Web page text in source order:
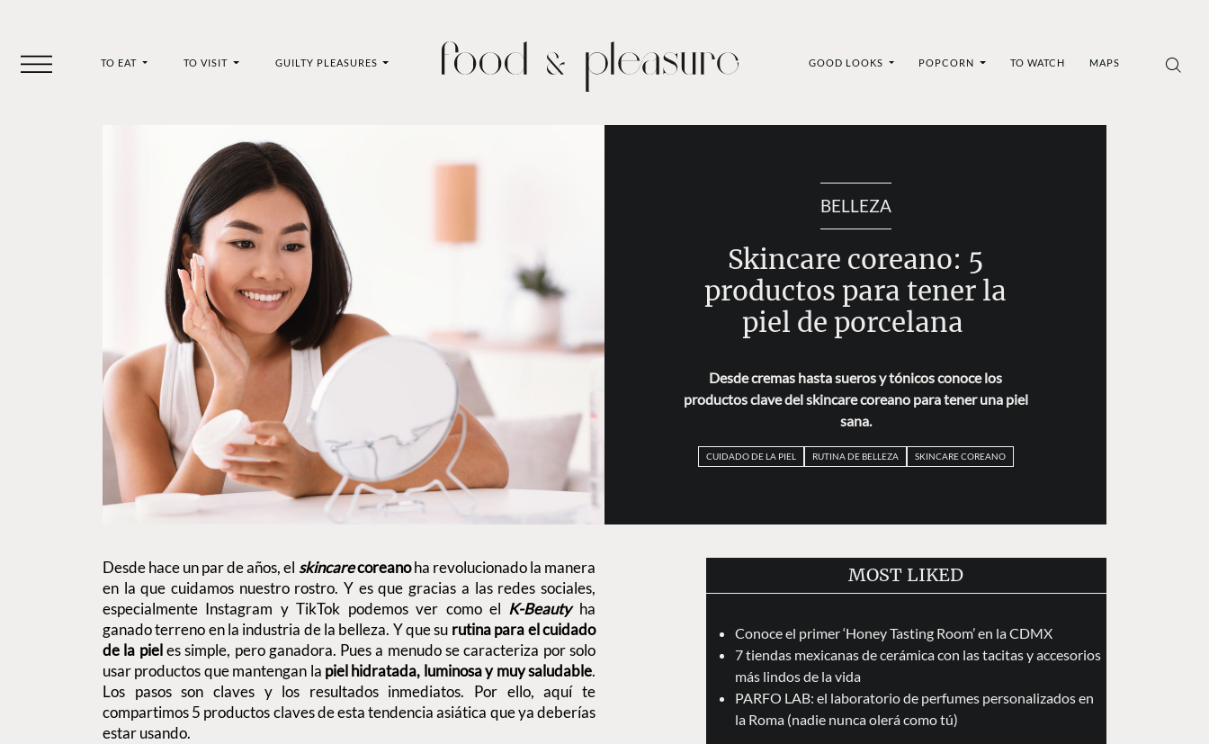
TO EAT TO VISIT GUILTY PLEASURES GOOD LOOKS POPCORN TO WATCH MAPS
BELLEZA
Skincare coreano: 5
productos para tener la
piel de porcelana
Desde cremas hasta sueros y tónicos conoce los
productos clave del skincare coreano para tener una piel
sana.
CUIDADO DE LA PIEL RUTINA DE BELLEZA SKINCARE COREANO
Desde hace un par de años, el skincarecoreanoha revolucionado la manera
en la que cuidamos nuestro rostro. Y es que gracias a las redes sociales,
especialmente Instagram y TikTok podemos ver como el K-Beauty ha
ganado terreno en la industria de la belleza. Y que su rutina para el cuidado
de la pieles simple, pero ganadora. Pues a menudo se caracteriza por solo
usar productos que mantengan la piel hidratada, luminosa y muy saludable.
Los pasos son claves y los resultados inmediatos. Por ello, aquí te
compartimos 5 productos claves de esta tendencia asiática que ya deberías
estar usando.
MOST LIKED
Conoce el primer ‘Honey Tasting Room’ en la CDMX
7 tiendas mexicanas de cerámica con las tacitas y accesorios
más lindos de la vida
PARFO LAB: el laboratorio de perfumes personalizados en
la Roma (nadie nunca olerá como tú)